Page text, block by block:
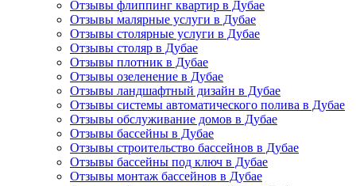
Отзывы флиппинг квартир в Дубае
Отзывы малярные услуги в Дубае
Отзывы столярные услуги в Дубае
Отзывы столяр в Дубае
Отзывы плотник в Дубае
Отзывы озеленение в Дубае
Отзывы ландшафтный дизайн в Дубае
Отзывы системы автоматического полива в Дубае
Отзывы обслуживание домов в Дубае
Отзывы бассейны в Дубае
Отзывы строительство бассейнов в Дубае
Отзывы бассейны под ключ в Дубае
Отзывы монтаж бассейнов в Дубае